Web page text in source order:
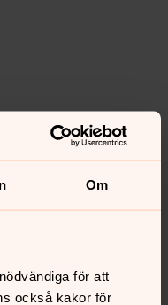
Om
för att
också kakor för
med Åbo